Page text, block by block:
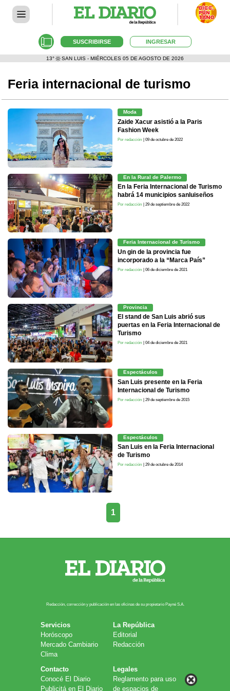
SUSCRIBIRSE INGRESAR
13° SAN LUIS - MIÉRCOLES 05 DE AGOSTO DE 2026
Feria internacional de turismo
Moda
Zaide Xacur asistió a la Paris
Fashion Week
Por redacción | 09 de octubre de 2022
En la Rural de Palermo
En la Feria Internacional de Turismo
habrá 14 municipios sanluiseños
Por redacción | 29 de septiembre de 2022
Feria Internacional de Turismo
Un gin de la provincia fue
incorporado a la “Marca País”
Por redacción | 06 de diciembre de 2021
Provincia
El stand de San Luis abrió sus
puertas en la Feria Internacional de
Turismo
Por redacción | 04 de diciembre de 2021
Espectáculos
San Luis presente en la Feria
Internacional de Turismo
Por redacción | 29 de septiembre de 2015
Espectáculos
San Luis en la Feria Internacional
de Turismo
Por redacción | 29 de octubre de 2014
1
Redacción, corrección y publicación en las oficinas de su propietario Payn​é S.A.
Servicios
Horóscopo
Mercado Cambiario
Clima
La República
Editorial
Redacción
Contacto
Conocé El Diario
Publicitá en El Diario
Legales
Reglamento para uso
de espacios de